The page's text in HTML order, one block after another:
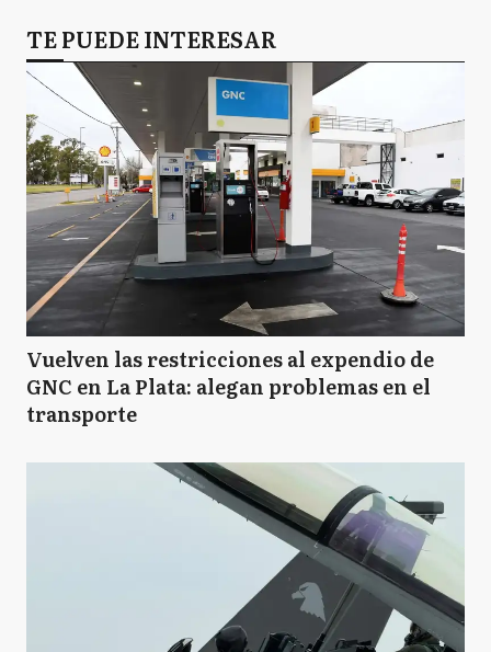
TE PUEDE INTERESAR
Vuelven las restricciones al expendio de
GNC en La Plata: alegan problemas en el
transporte